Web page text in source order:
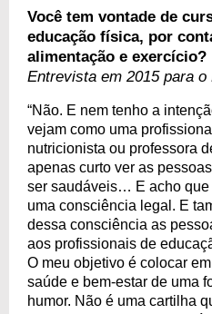
Você tem vontade de
educação física, por
alimentação e exercício?
Entrevista em 2015 para o
“Não. E nem tenho a
vejam como uma
nutricionista ou professora
apenas curto ver as
ser saudáveis… E acho
uma consciência legal. E
dessa consciência as
aos profissionais de
O meu objetivo é colocar
saúde e bem-estar de uma
humor. Não é uma cartilha